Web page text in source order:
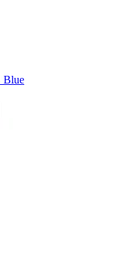
Blue